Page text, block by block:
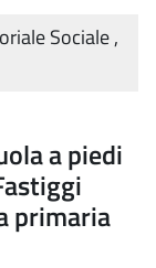
Sociale,
a piedi
primaria